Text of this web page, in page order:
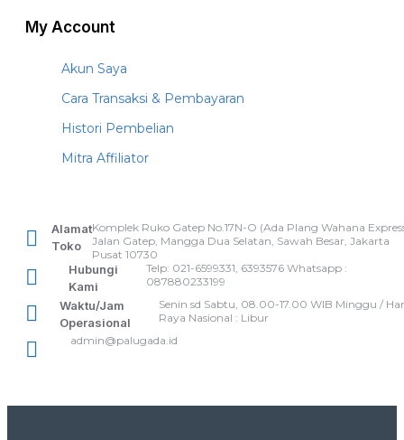
My Account
Akun Saya
Cara Transaksi & Pembayaran
Histori Pembelian
Mitra Affiliator
Alamat
Toko
Komplek Ruko Gatep No.17N-O (Ada Plang Wahana
Jalan Gatep, Mangga Dua Selatan, Sawah Besar, Jakarta
Pusat 10730
Hubungi
Kami
Telp: 021-6599331, 6393576 Whatsapp :
087880233199
Waktu/Jam
Operasional
Senin sd Sabtu, 08.00-17.00 WIB Minggu /
Raya Nasional : Libur
admin@palugada.id